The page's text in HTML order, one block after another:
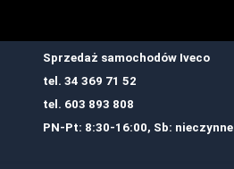
Sprzedaż samochodów Iveco
tel. 34 369 71 52
tel. 603 893 808
PN-Pt: 8:30-16:00, Sb: nieczynne